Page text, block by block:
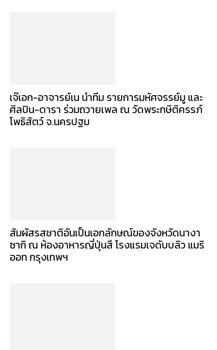
เจ๊เอก-อาจารย์เน นำทีม รายการมหัศจรรย์มู และ
ศิลปิน-ดารา ร่วมถวายเพล ณ วัดพระกษิติครรภ์
โพธิสัตว์ จ.นครปฐม
สัมผัสรสชาติอันเป็นเอกลักษณ์ของจังหวัดนางา
ซากิ ณ ห้องอาหารญี่ปุ่นสึ โรงแรมเจดับบลิว แมริ
ออท กรุงเทพฯ